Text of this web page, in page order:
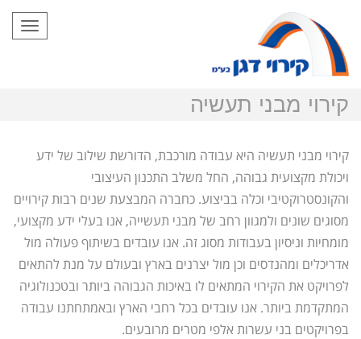
קירוי מבני תעשיה
קירוי מבני תעשיה היא עבודה מורכבת, הדורשת שילוב של ידע
ויכולת מקצועית גבוהה, החל משלב התכנון העיצובי
והקונסטרוקטיבי וכלה בביצוע. כחברה המבצעת שנים רבות קירויים
מסוגים שונים ולמגוון רחב של מבני תעשייה, אנו בעלי ידע מקצועי,
מומחיות וניסיון בעבודות מסוג זה. אנו עובדים בשיתוף פעולה מול
אדריכלים ומהנדסים וכן מול יצרנים בארץ ובעולם על מנת להתאים
לפרויקט את הקירוי המתאים לו באיכות הגבוהה ביותר ובטכנולוגיה
המתקדמת ביותר. אנו עובדים בכל רחבי הארץ ובאמתחתנו עבודה
בפרויקטים בני עשרות אלפי מטרים מרובעים.